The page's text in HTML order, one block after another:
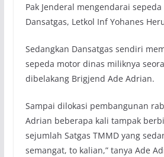
Pak Jenderal mengendarai
Dansatgas, Letkol Inf Yohanes
Sedangkan Dansatgas sendiri
sepeda motor dinas miliknya
dibelakang Brigjend Ade Adrian.
Sampai dilokasi pembangunan
Adrian beberapa kali tampak
sejumlah Satgas TMMD yang
semangat, to kalian,” tanya Ade